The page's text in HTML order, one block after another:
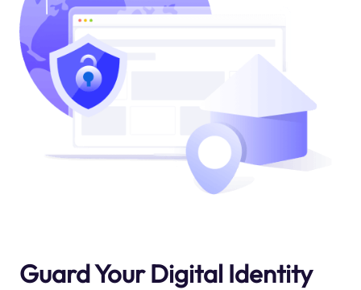
Guard Your Digital Identity